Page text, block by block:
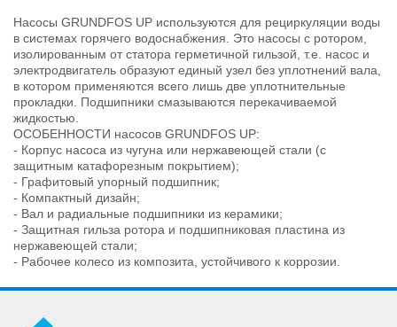
Насосы GRUNDFOS UP используются для рециркуляции воды
в системах горячего водоснабжения. Это насосы с ротором,
изолированным от статора герметичной гильзой, т.е. насос и
электродвигатель образуют единый узел без уплотнений вала,
в котором применяются всего лишь две уплотнительные
прокладки. Подшипники смазываются перекачиваемой
жидкостью.
ОСОБЕННОСТИ насосов GRUNDFOS UP:
- Корпус насоса из чугуна или нержавеющей стали (с
защитным катафорезным покрытием);
- Графитовый упорный подшипник;
- Компактный дизайн;
- Вал и радиальные подшипники из керамики;
- Защитная гильза ротора и подшипниковая пластина из
нержавеющей стали;
- Рабочее колесо из композита, устойчивого к коррозии.